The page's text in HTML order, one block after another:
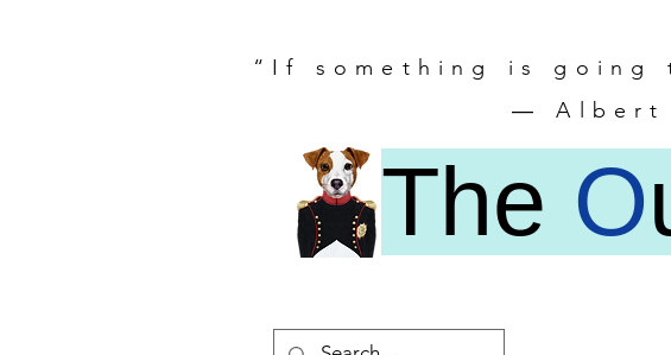
“If something is going
― Albert
The O